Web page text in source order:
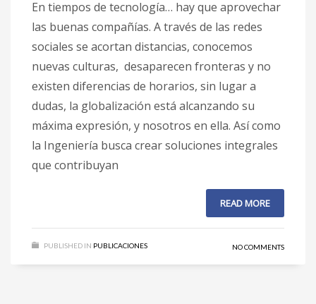
En tiempos de tecnología… hay que aprovechar
las buenas compañías. A través de las redes
sociales se acortan distancias, conocemos
nuevas culturas, desaparecen fronteras y no
existen diferencias de horarios, sin lugar a
dudas, la globalización está alcanzando su
máxima expresión, y nosotros en ella. Así como
la Ingeniería busca crear soluciones integrales
que contribuyan
READ MORE
PUBLISHED IN PUBLICACIONES NO COMMENTS